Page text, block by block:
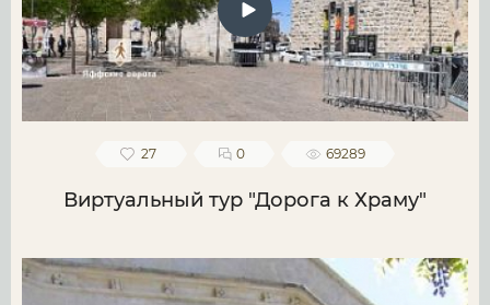
27 0 69289
Виртуальный тур "Дорога к Храму"